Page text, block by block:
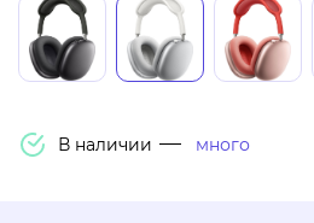
В наличии много